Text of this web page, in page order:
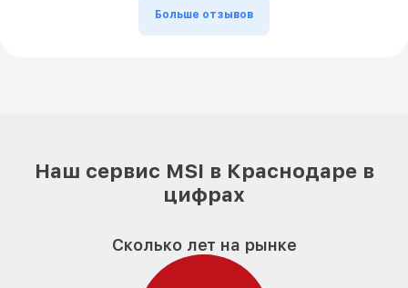
Больше отзывов
Наш сервис MSI в Краснодаре в
цифрах
Сколько лет на рынке